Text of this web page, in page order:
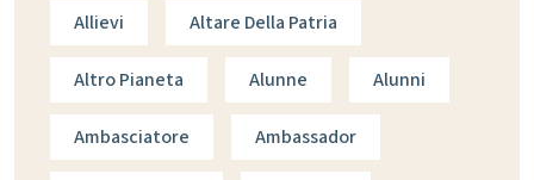
Allievi Altare Della Patria
Altro Pianeta Alunne Alunni
Ambasciatore Ambassador